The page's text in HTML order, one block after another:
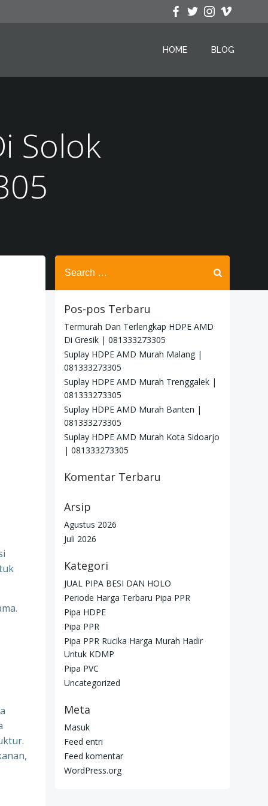
HOME BLOG
Solok
Search
for:
Pos-pos Terbaru
Termurah Dan Terlengkap HDPE AMD
Di Gresik | 081333273305
Suplay HDPE AMD Murah Malang |
081333273305
Suplay HDPE AMD Murah Trenggalek |
081333273305
Suplay HDPE AMD Murah Banten |
081333273305
Suplay HDPE AMD Murah Kota Sidoarjo
| 081333273305
Komentar Terbaru
Arsip
Agustus 2026
Juli 2026
Kategori
JUAL PIPA BESI DAN HOLO
Periode Harga Terbaru Pipa PPR
Pipa HDPE
Pipa PPR
Pipa PPR Rucika Harga Murah Hadir
Untuk KDMP
Pipa PVC
Uncategorized
Meta
Masuk
Feed entri
Feed komentar
WordPress.org